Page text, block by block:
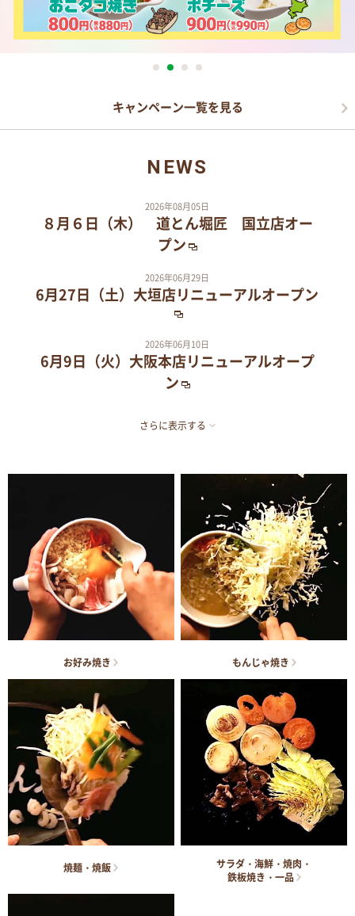
キャンペーン一覧を見る
NEWS
2026年08月05日
８月６日（木） 道とん堀匠 国立店オー
プン
2026年06月29日
6月27日（土）大垣店リニューアルオープン
2026年06月10日
6月9日（火）大阪本店リニューアルオープ
ン
さらに表示する
お好み焼き もんじゃ焼き
焼麺・焼飯
サラダ・海鮮・焼肉・
鉄板焼き・一品